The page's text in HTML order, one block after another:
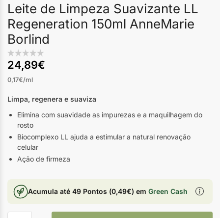
Leite de Limpeza Suavizante LL
Regeneration 150ml AnneMarie
Borlind
24,89€
0,17€/ml
Limpa, regenera e suaviza
Elimina com suavidade as impurezas e a maquilhagem do
rosto
Biocomplexo LL ajuda a estimular a natural renovação
celular
Ação de firmeza
Acumula até 49 Pontos (0,49€) em Green Cash